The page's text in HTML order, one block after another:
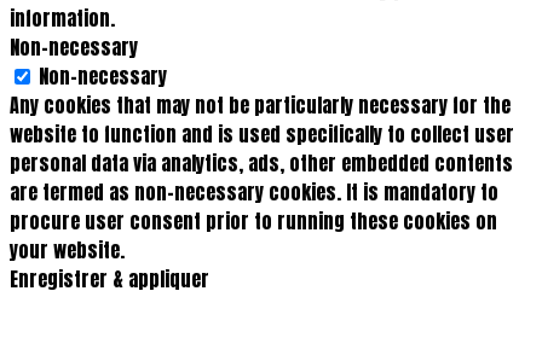
information.
Non-necessary
Non-necessary
Any cookies that may not be particularly necessary for the
website to function and is used specifically to collect user
personal data via analytics, ads, other embedded contents
are termed as non-necessary cookies. It is mandatory to
procure user consent prior to running these cookies on
your website.
Enregistrer & appliquer